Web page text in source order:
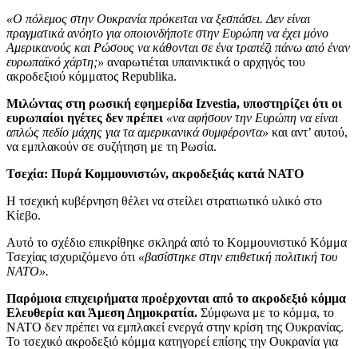
«Ο πόλεμος στην Ουκρανία πρόκειται να ξεσπάσει. Δεν είναι
πραγματικά ανόητο για οποιονδήποτε στην Ευρώπη να έχει μόνο
Αμερικανούς και Ρώσους να κάθονται σε ένα τραπέζι πάνω από έναν
ευρωπαϊκό χάρτη;» αναρωτιέται υπαινικτικά ο αρχηγός του
ακροδεξιού κόμματος Republika.
Μιλώντας στη ρωσική εφημερίδα Izvestia, υποστηρίζει ότι οι
ευρωπαίοι ηγέτες δεν πρέπει «να αφήσουν την Ευρώπη να είναι
απλώς πεδίο μάχης για τα αμερικανικά συμφέροντα» και αντ’ αυτού,
να εμπλακούν σε συζήτηση με τη Ρωσία.
Τσεχία: Πυρά Κομμουνιστών, ακροδεξιάς κατά ΝΑΤΟ
Η τσεχική κυβέρνηση θέλει να στείλει στρατιωτικό υλικό στο
Κίεβο.
Αυτό το σχέδιο επικρίθηκε σκληρά από το Κομμουνιστικό Κόμμα
Τσεχίας ισχυριζόμενο ότι «βασίστηκε στην επιθετική πολιτική του
ΝΑΤΟ».
Παρόμοια επιχειρήματα προέρχονται από το ακροδεξιό κόμμα
Ελευθερία και Άμεση Δημοκρατία. Σύμφωνα με το κόμμα, το
ΝΑΤΟ δεν πρέπει να εμπλακεί ενεργά στην κρίση της Ουκρανίας.
Το τσεχικό ακροδεξιό κόμμα κατηγορεί επίσης την Ουκρανία για